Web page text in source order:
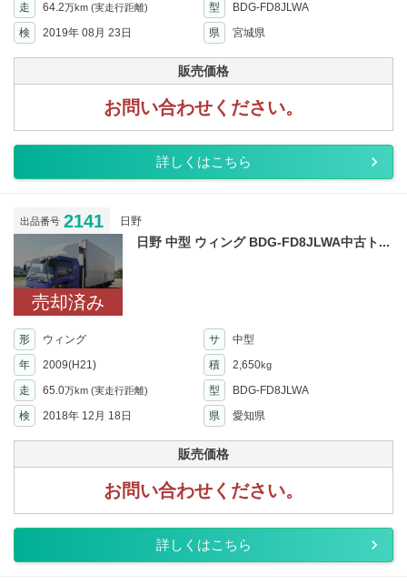
走 64.2万km (実走行距離) 型
BDG-FD8JLWA
検
2019年 08月 23日 県 宮城県
販売価格
お問い合わせください。
詳しくはこちら
出品番号 2141 日野
売却済み
日野 中型 ウィング BDG-FD8JLWA中古ト...
形 ウィング サ
中型
年
2009(H21) 積 2,650kg
走 65.0万km (実走行距離) 型
BDG-FD8JLWA
検
2018年 12月 18日 県 愛知県
販売価格
お問い合わせください。
詳しくはこちら